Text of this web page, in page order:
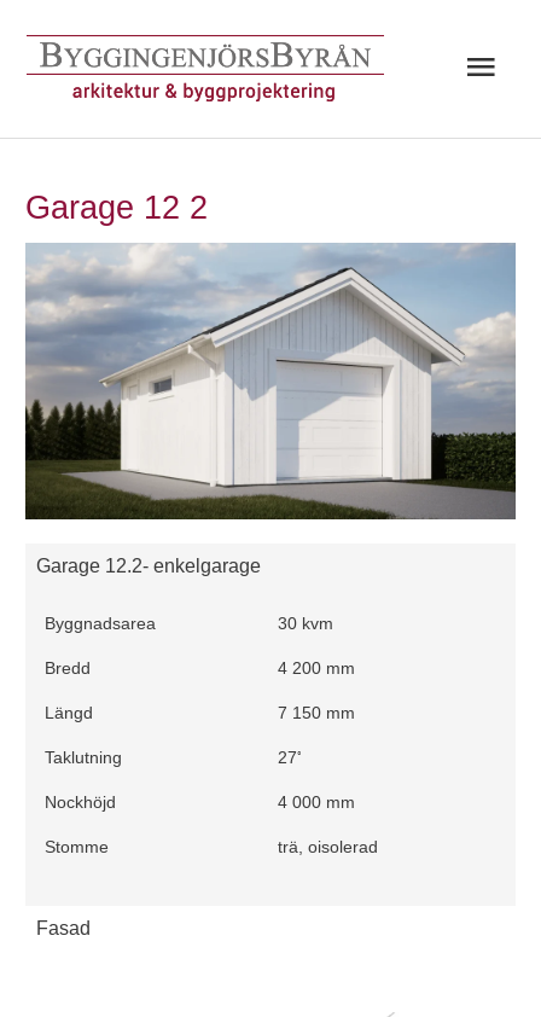
innehåll
Garage 12 2
Garage 12.2- enkelgarage
Byggnadsarea 30 kvm
Bredd 4 200 mm
Längd 7 150 mm
Taklutning 27◦
Nockhöjd 4 000 mm
Stomme trä, oisolerad
Fasad